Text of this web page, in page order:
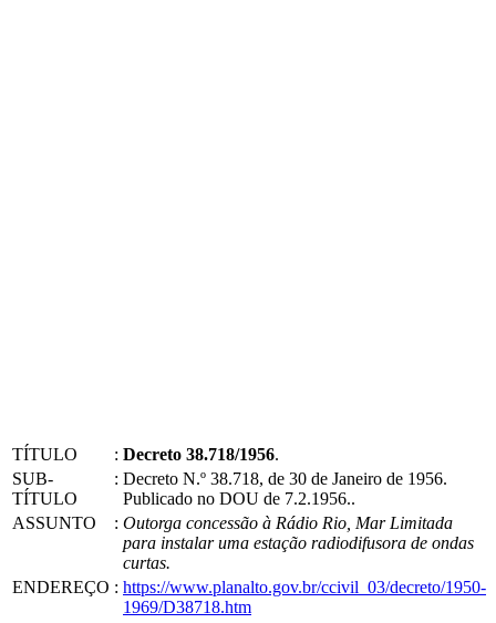
TÍTULO : Decreto 38.718/1956.
SUB-
TÍTULO
: Decreto N.º 38.718, de 30 de Janeiro de 1956.
Publicado no DOU de 7.2.1956..
ASSUNTO
: Outorga concessão à Rádio Rio, Mar Limitada
para instalar uma estação radiodifusora de ondas
curtas.
ENDEREÇO : https://www.planalto.gov.br/ccivil_03/decreto/1950-
1969/D38718.htm